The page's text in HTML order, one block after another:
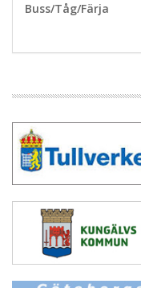
Buss/Tåg/Färja